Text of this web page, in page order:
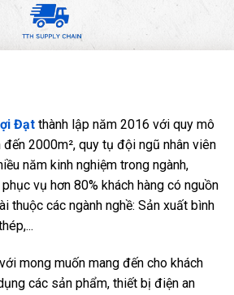
Đạt thành lập năm 2016 với quy mô
2000m², quy tụ đội ngũ nhân viên
năm kinh nghiệm trong ngành,
vụ hơn 80% khách hàng có nguồn
thuộc các ngành nghề: Sản xuất bình
mong muốn mang đến cho khách
các sản phẩm, thiết bị điện an